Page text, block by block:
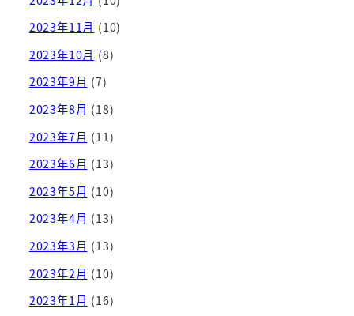
2023年11月 (10)
2023年10月 (8)
2023年9月 (7)
2023年8月 (18)
2023年7月 (11)
2023年6月 (13)
2023年5月 (10)
2023年4月 (13)
2023年3月 (13)
2023年2月 (10)
2023年1月 (16)